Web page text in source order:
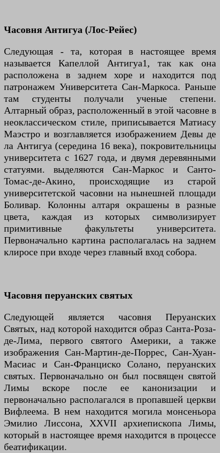
Часовня Антигуа (Лос-Рейес)
Следующая - та, которая в настоящее время
называется Капеллой Антигуа1, так как она
расположена в заднем хоре и находится под
патронажем Университета Сан-Маркоса. Раньше
там студенты получали ученые степени.
Алтарный образ, расположенный в этой часовне в
неоклассическом стиле, приписывается Матиасу
Маэстро и возглавляется изображением Девы де
ла Антигуа (середина 16 века), покровительницы
университета с 1627 года, и двумя деревянными
статуями. выделяются Сан-Маркос и Санто-
Томас-де-Акино, происходящие из старой
университетской часовни на нынешней площади
Боливар. Колонны алтаря окрашены в разные
цвета, каждая из которых символизирует
примитивные факультеты университета.
Первоначально картина располагалась на заднем
клиросе при входе через главный вход собора.
Часовня перуанских святых
Следующей является часовня Перуанских
Святых, над которой находится образ Санта-Роза-
де-Лима, первого святого Америки, а также
изображения Сан-Мартин-де-Поррес, Сан-Хуан-
Масиас и Сан-Франциско Солано, перуанских
святых. Первоначально он был посвящен святой
Лимы вскоре после ее канонизации и
первоначально располагался в пропавшей церкви
Вифлеема. В нем находится могила монсеньора
Эмилио Лиссона, XXVII архиепископа Лимы,
который в настоящее время находится в процессе
беатификации.